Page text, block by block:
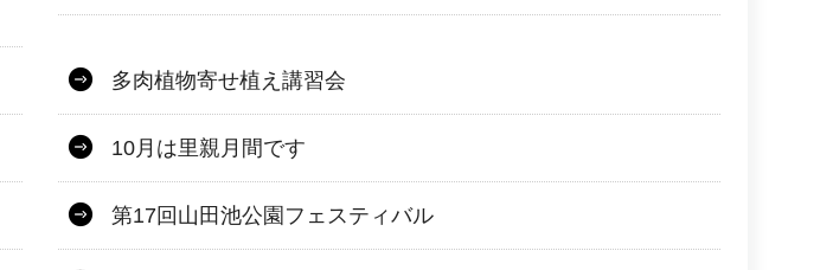
多肉植物寄せ植え講習会
10月は里親月間です
第17回山田池公園フェスティバル